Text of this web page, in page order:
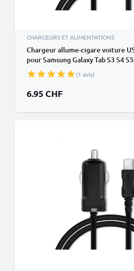
CHARGEURS ET ALIMENTATIONS
Chargeur allume-cigare voiture
pour Samsung Galaxy Tab S3 S4
Galaxy Book A 10.5 10.6 / Galaxy
/ Pro - 1m 5V 2.4A
(1 avis)
6.95 CHF